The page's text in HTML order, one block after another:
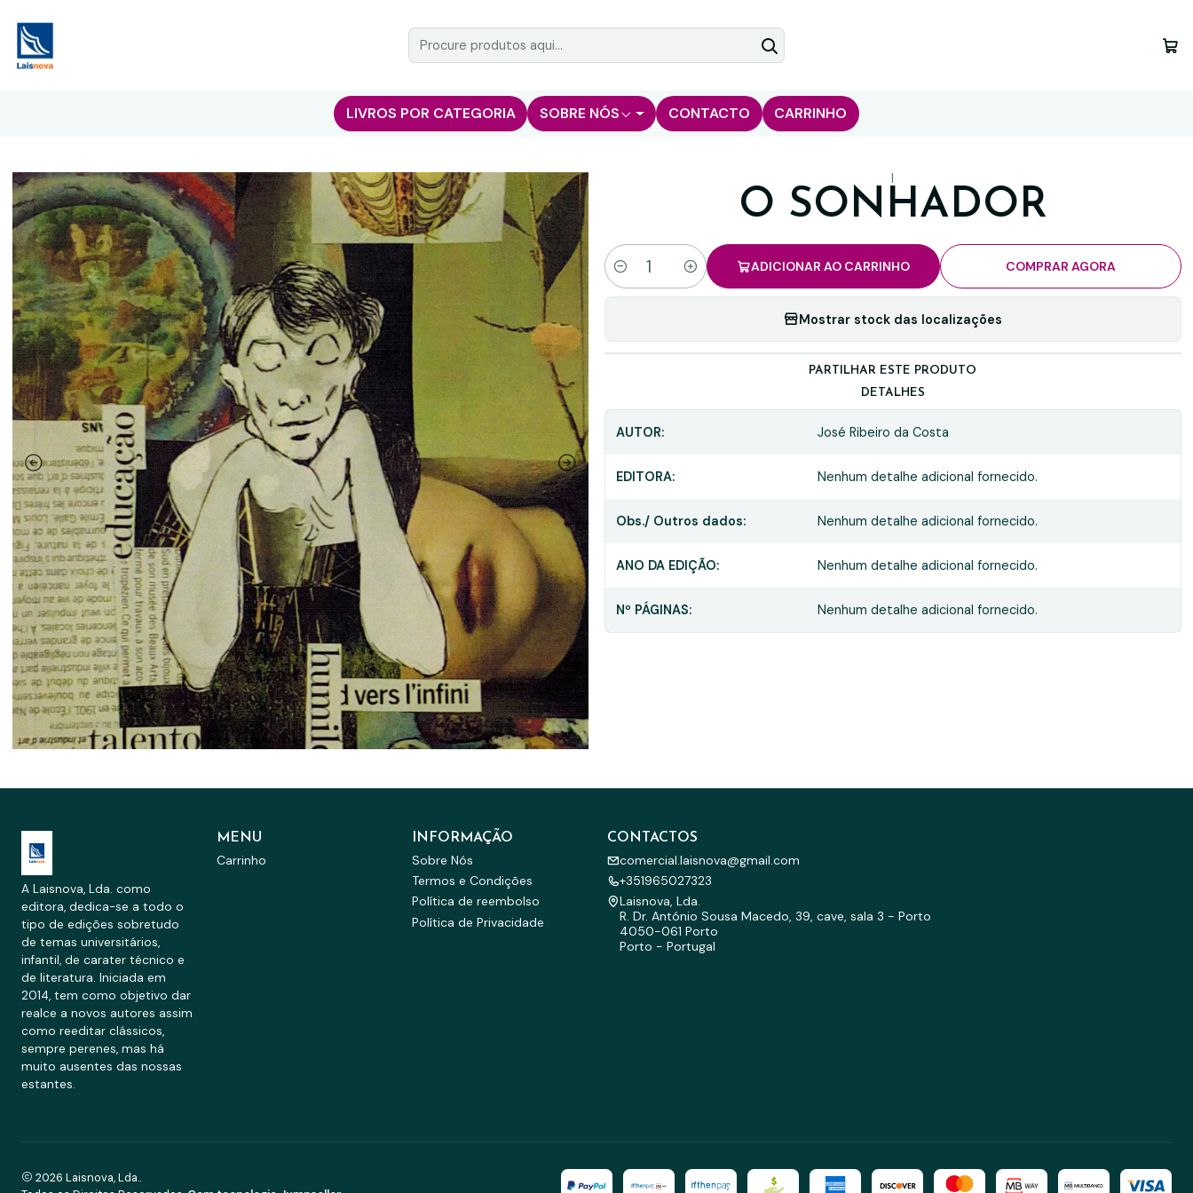
LIVROS POR CATEGORIA SOBRE NÓS CONTACTO CARRINHO
|
O SONHADOR
Quantidade
ADICIONAR AO CARRINHO COMPRAR AGORA
Mostrar stock das localizações
PARTILHAR ESTE PRODUTO
DETALHES
AUTOR: José Ribeiro da Costa
EDITORA: Nenhum detalhe adicional fornecido.
Obs./ Outros dados: Nenhum detalhe adicional fornecido.
ANO DA EDIÇÃO: Nenhum detalhe adicional fornecido.
Nº PÁGINAS: Nenhum detalhe adicional fornecido.
A Laisnova, Lda. como
editora, dedica-se a todo o
tipo de edições sobretudo
de temas universitários,
infantil, de carater técnico e
de literatura. Iniciada em
2014, tem como objetivo dar
realce a novos autores assim
como reeditar clássicos,
sempre perenes, mas há
muito ausentes das nossas
estantes.
MENU
Carrinho
INFORMAÇÃO
Sobre Nós
Termos e Condições
Política de reembolso
Política de Privacidade
CONTACTOS
comercial.laisnova@gmail.com
+351965027323
Laisnova, Lda.
R. Dr. António Sousa Macedo, 39, cave, sala 3 - Porto
4050-061 Porto
Porto - Portugal
2026 Laisnova, Lda..